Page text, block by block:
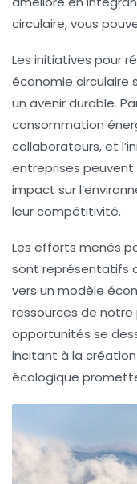
circulaire, vous
Les initiatives pour
économie circulaire
un avenir durable.
consommation
collaborateurs, et
entreprises
impact sur
leur compétitivité.
Les efforts menés
sont représentatifs
vers un modèle
ressources de
opportunités se
incitant à la
écologique